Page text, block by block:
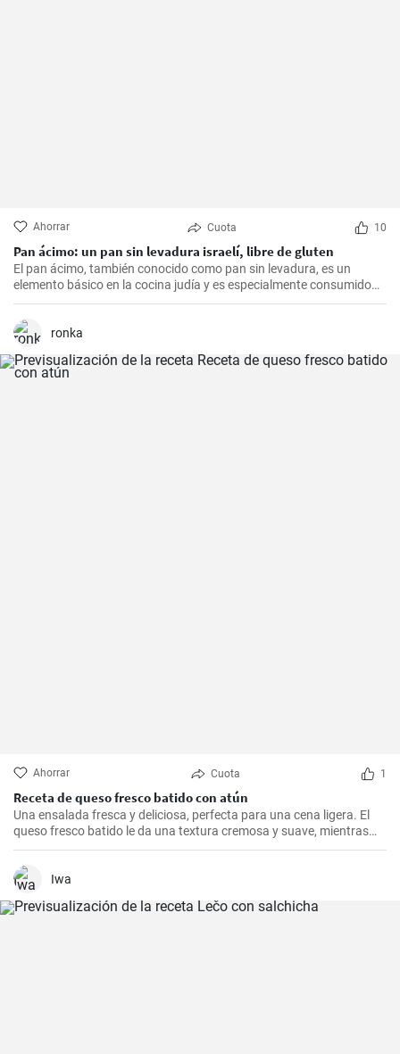
Ahorrar Cuota 10
Pan ácimo: un pan sin levadura israelí, libre de gluten
El pan ácimo, también conocido como pan sin levadura, es un
elemento básico en la cocina judía y es especialmente consumido
durante Pesaj. En esta receta, te mostraré cómo hacer tu propio
pan ácimo casero de manera sencilla y deliciosa.
ronka
Ahorrar Cuota 1
Receta de queso fresco batido con atún
Una ensalada fresca y deliciosa, perfecta para una cena ligera. El
queso fresco batido le da una textura cremosa y suave, mientras
que el atún le aporta proteínas con el sabor. Suele servirse fría,
acompañada de tostadas o pan integral.
Iwa